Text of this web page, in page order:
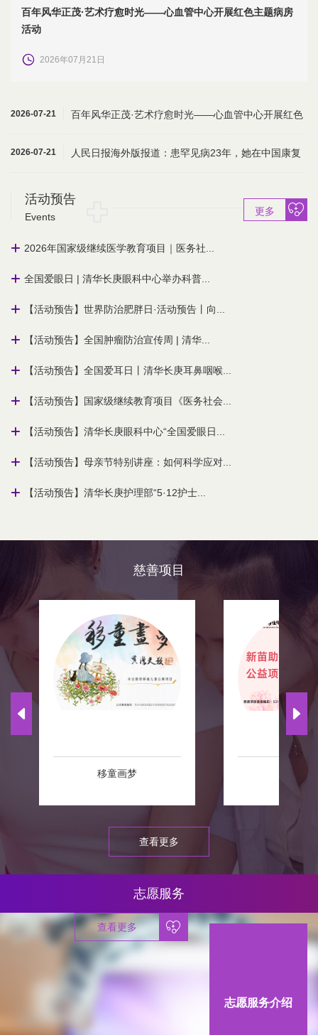
百年风华正茂·艺术疗愈时光——心血管中心开展红色主题病房
活动
2026年07月21日
2026-07-21 百年风华正茂·艺术疗愈时光——心血管中心开展红色
主题病房活动
2026-07-21 人民日报海外版报道：患罕见病23年，她在中国康复
更多
活动预告
Events
2026年国家级继续医学教育项目｜医务社...
全国爱眼日 | 清华长庚眼科中心举办科普...
【活动预告】世界防治肥胖日·活动预告丨向...
【活动预告】全国肿瘤防治宣传周 | 清华...
【活动预告】全国爱耳日丨清华长庚耳鼻咽喉...
【活动预告】国家级继续教育项目《医务社会...
【活动预告】清华长庚眼科中心“全国爱眼日...
【活动预告】母亲节特别讲座：如何科学应对...
【活动预告】清华长庚护理部“5·12护士...
慈善项目
移童画梦 新苗助
查看更多
志愿服务
志愿服务介绍
查看更多